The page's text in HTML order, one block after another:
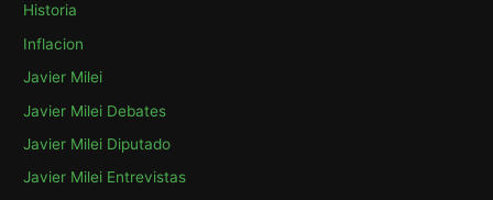
Historia
Inflacion
Javier Milei
Javier Milei Debates
Javier Milei Diputado
Javier Milei Entrevistas